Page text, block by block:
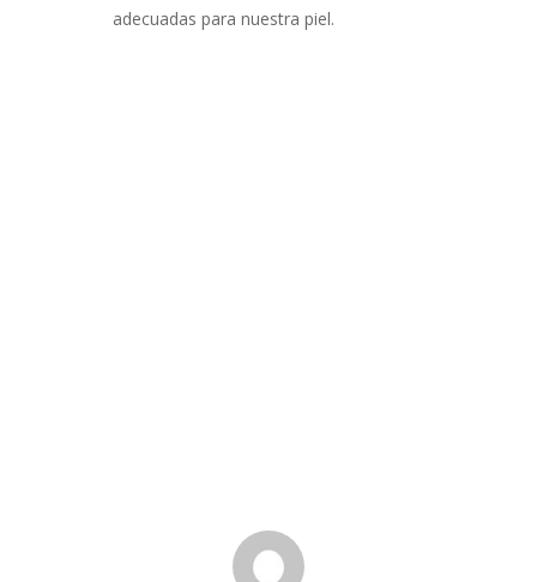
adecuadas para nuestra piel.